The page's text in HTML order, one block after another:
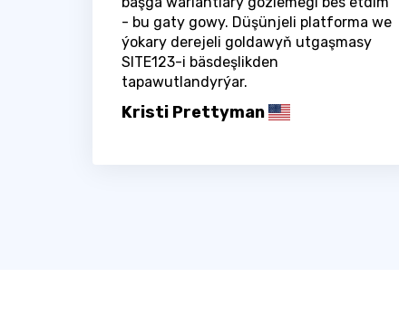
- bu gaty gowy. Düşünjeli platforma we
ýokary derejeli goldawyň utgaşmasy
SITE123-i bäsdeşlikden
tapawutlandyrýar.
Kristi Prettyman